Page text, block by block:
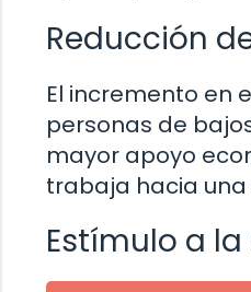
Reducción
El incremento en
personas de
mayor apoyo
trabaja hacia
Estímulo a